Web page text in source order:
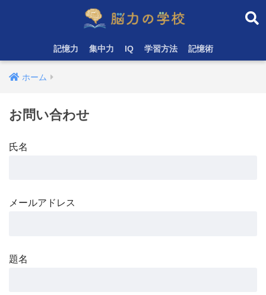
記憶力 集中力 IQ 学習方法 記憶術
ホーム
お問い合わせ
氏名
メールアドレス
題名